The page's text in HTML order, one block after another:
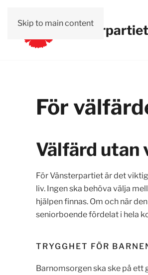
Skip to main content
För
Välfärd utan
För Vänsterpartiet är det
liv. Ingen ska behöva välja
hjälpen finnas. Om och när
seniorboende fördelat i hela
TRYGGHET FÖR
Barnomsorgen ska ske på ett